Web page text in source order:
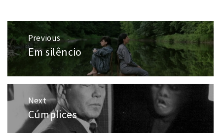
Navegação
de
Post
Previous
Previous
Em silêncio
Next
Next
post:
Cúmplices